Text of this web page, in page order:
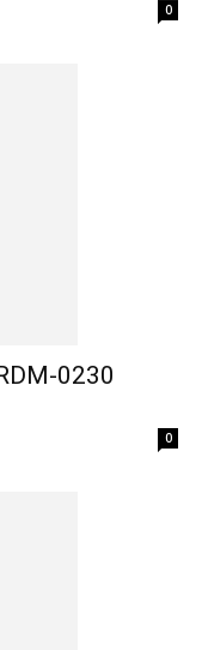
0
0230
0